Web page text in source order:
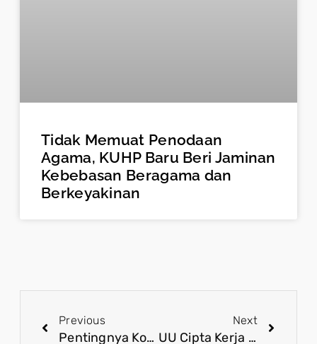
Tidak Memuat Penodaan
Agama, KUHP Baru Beri Jaminan
Kebebasan Beragama dan
Berkeyakinan
Previous
Pentingnya Koordinasi Lintas Stakeholder untuk Pastikan Persiapan Pilkada Lancar
Next
UU Cipta Kerja Upaya Keberhasilan Kinerja Jokowi 2 Periode Lakukan Modernisasi Hukum